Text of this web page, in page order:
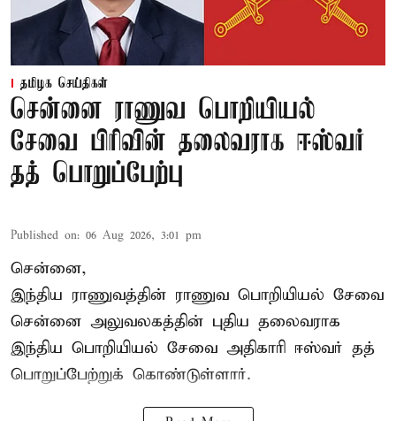
தமிழக செய்திகள்
சென்னை ராணுவ பொறியியல்
சேவை பிரிவின் தலைவராக ஈஸ்வர்
தத் பொறுப்பேற்பு
Published on: 06 Aug 2026, 3:01 pm
சென்னை,
இந்திய ராணுவத்தின் ராணுவ பொறியியல் சேவை
சென்னை அலுவலகத்தின் புதிய தலைவராக
இந்திய பொறியியல் சேவை அதிகாரி ஈஸ்வர் தத்
பொறுப்பேற்றுக் கொண்டுள்ளார்.